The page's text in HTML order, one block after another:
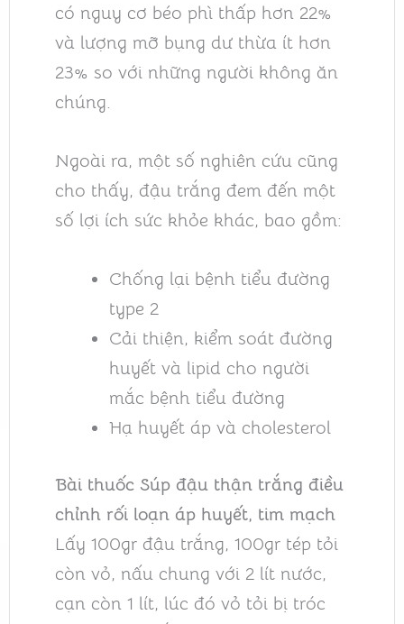
có nguy cơ béo phì thấp hơn 22%
và lượng mỡ bụng dư thừa ít hơn
23% so với những người không ăn
chúng.
Ngoài ra, một số nghiên cứu cũng
cho thấy, đậu trắng đem đến một
số lợi ích sức khỏe khác, bao gồm:
Chống lại bệnh tiểu đường
type 2
Cải thiện, kiểm soát đường
huyết và lipid cho người
mắc bệnh tiểu đường
Hạ huyết áp và cholesterol
Bài thuốc Súp đậu thận trắng điều
chỉnh rối loạn áp huyết, tim mạch
Lấy 100gr đậu trắng, 100gr tép tỏi
còn vỏ, nấu chung với 2 lít nước,
cạn còn 1 lít, lúc đó vỏ tỏi bị tróc